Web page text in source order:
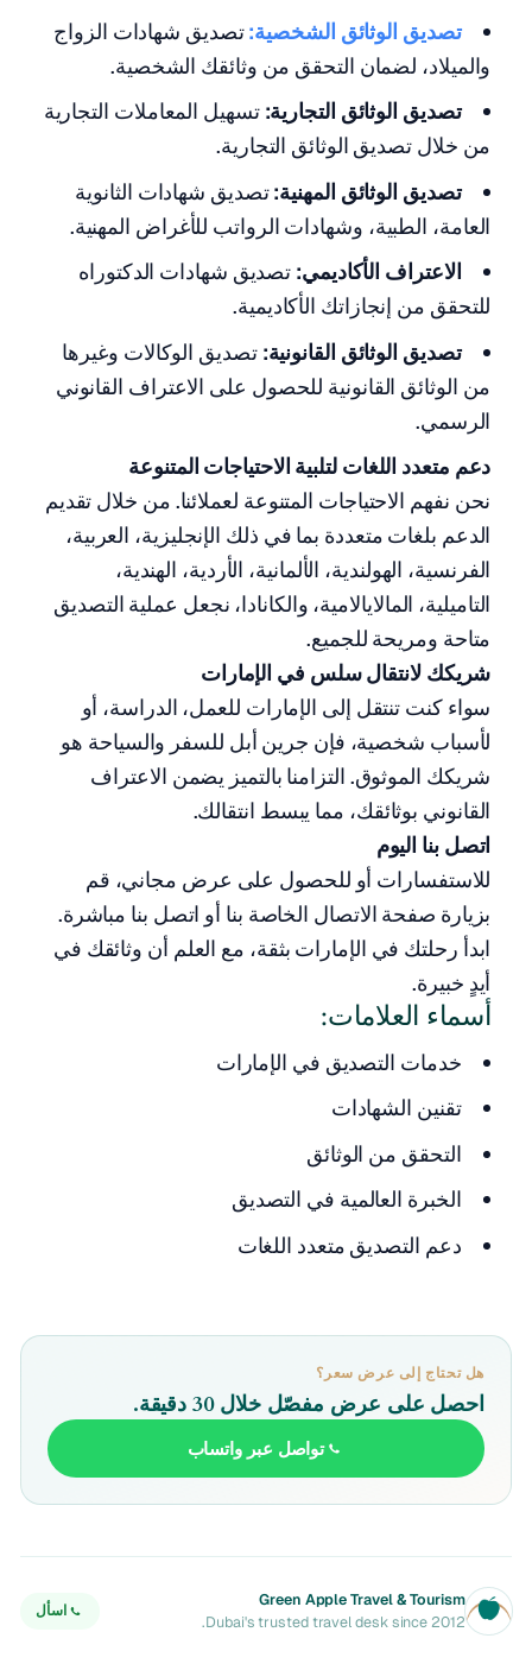
تصديق الوثائق الشخصية:تصديق شهادات الزواج
والميلاد، لضمان التحقق من وثائقك الشخصية.
تصديق الوثائق التجارية: تسهيل المعاملات التجارية
من خلال تصديق الوثائق التجارية.
تصديق الوثائق المهنية:تصديق شهادات الثانوية
العامة، الطبية، وشهادات الرواتب للأغراض المهنية.
الاعتراف الأكاديمي: تصديق شهادات الدكتوراه
للتحقق من إنجازاتك الأكاديمية.
تصديق الوثائق القانونية: تصديق الوكالات وغيرها
من الوثائق القانونية للحصول على الاعتراف القانوني
الرسمي.
دعم متعدد اللغات لتلبية الاحتياجات المتنوعة
نحن نفهم الاحتياجات المتنوعة لعملائنا. من خلال تقديم
الدعم بلغات متعددة بما في ذلك الإنجليزية، العربية،
الفرنسية، الهولندية، الألمانية، الأردية، الهندية،
التاميلية، المالايالامية، والكانادا، نجعل عملية التصديق
متاحة ومريحة للجميع.
شريكك لانتقال سلس في الإمارات
سواء كنت تنتقل إلى الإمارات للعمل، الدراسة، أو
لأسباب شخصية، فإن جرين أبل للسفر والسياحة هو
شريكك الموثوق. التزامنا بالتميز يضمن الاعتراف
القانوني بوثائقك، مما يبسط انتقالك.
اتصل بنا اليوم
للاستفسارات أو للحصول على عرض مجاني، قم
بزيارة صفحة الاتصال الخاصة بنا أو اتصل بنا مباشرة.
ابدأ رحلتك في الإمارات بثقة، مع العلم أن وثائقك في
أيدٍ خبيرة.
أسماء العلامات:
خدمات التصديق في الإمارات
تقنين الشهادات
التحقق من الوثائق
الخبرة العالمية في التصديق
دعم التصديق متعدد اللغات
هل تحتاج إلى عرض سعر؟
احصل على عرض مفصّل خلال 30 دقيقة.
تواصل عبر واتساب
Green Apple Travel & Tourism
Dubai's trusted travel desk since 2012.
اسأل